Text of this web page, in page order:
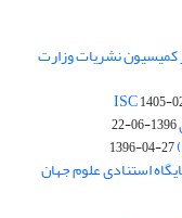
رتبه ارزیابی "بین المللی" در سال ۱۴۰۴ از کمیسیون نشریات وزارت
1405-
1396-06-22
1396-04-27
استنادی علوم جهان